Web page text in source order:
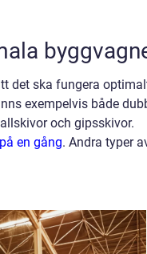
det ska fungera
exempelvis både
och gipsskivor.
en gång. Andra typer